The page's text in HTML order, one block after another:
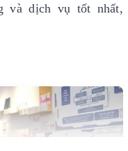
và dịch vụ tốt nhất,